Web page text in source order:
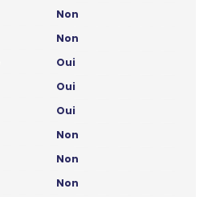
Non
Non
Oui
Oui
Oui
Non
Non
Non